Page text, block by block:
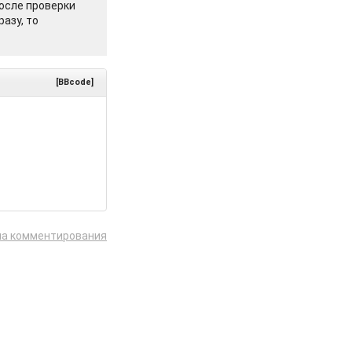
проверки
то
[BBcode]
комментирования